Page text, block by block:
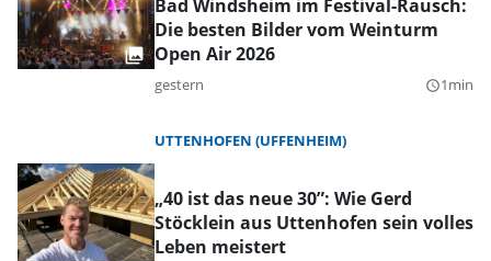
Bad Windsheim im Festival-Rausch:
Die besten Bilder vom Weinturm
Open Air 2026
gestern query_builder1min
UTTENHOFEN (UFFENHEIM)
„40 ist das neue 30”: Wie Gerd
Stöcklein aus Uttenhofen sein volles
Leben meistert